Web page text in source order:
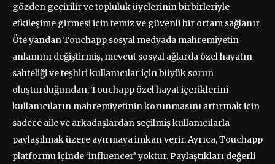
gözden geçirilir ve topluluk üyelerinin birbirleriyle
etkileşime girmesi için temiz ve güvenli bir ortam sağlanır.
Öte yandan Touchapp sosyal medyada mahremiyetin
anlamını değiştirmiş, mevcut sosyal ağlarda özel hayatın
sahteliği ve teşhiri kullanıcılar için büyük sorun
oluşturduğundan, Touchapp özel hayat içeriklerini
kullanıcıların mahremiyetinin korunmasını artırmak için
sadece aile ve arkadaşlardan seçilmiş kullanıcılarla
paylaşılmak üzere ayırmaya imkan verir. Ayrıca, Touchapp
platformu içinde ‘influencer’ yoktur. Paylaştıkları değerli